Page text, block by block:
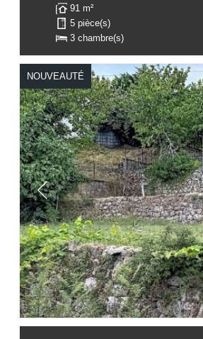
91 m²
5 pièce(s)
3 chambre(s)
NOUVEAUTÉ